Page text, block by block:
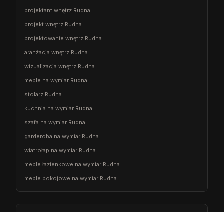
projektant wnętrz Rudna
projekt wnętrz Rudna
projektowanie wnętrz Rudna
aranżacja wnętrz Rudna
wizualizacja wnętrz Rudna
meble na wymiar Rudna
stolarz Rudna
kuchnia na wymiar Rudna
szafa na wymiar Rudna
garderoba na wymiar Rudna
wiatrołap na wymiar Rudna
meble łazienkowe na wymiar Rudna
meble pokojowe na wymiar Rudna